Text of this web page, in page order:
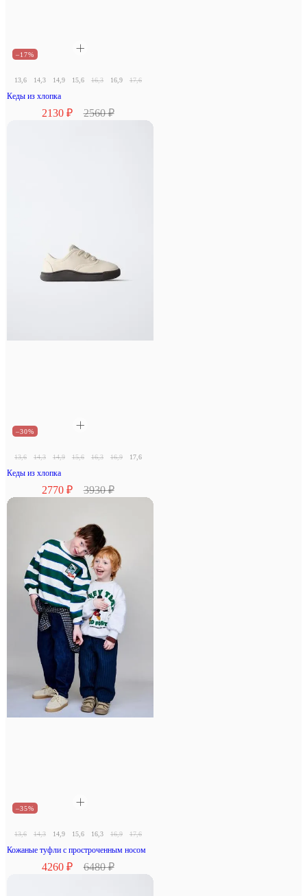
–17%
13,6 14,3 14,9 15,6 16,3 16,9 17,6
Кеды из хлопка
2130 ₽ 2560 ₽
–30%
13,6 14,3 14,9 15,6 16,3 16,9 17,6
Кеды из хлопка
2770 ₽ 3930 ₽
–35%
13,6 14,3 14,9 15,6 16,3 16,9 17,6
Кожаные туфли с простроченным носом
4260 ₽ 6480 ₽